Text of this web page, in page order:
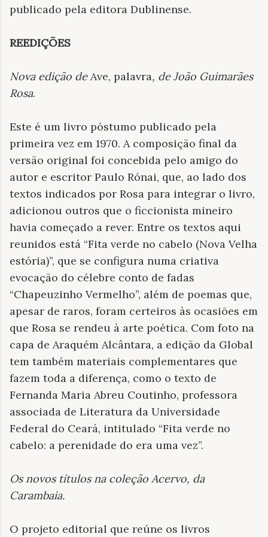
publicado pela editora Dublinense.
REEDIÇÕES
Nova edição deAve, palavra, de João Guimarães
Rosa.
Este é um livro póstumo publicado pela
primeira vez em 1970. A composição final da
versão original foi concebida pelo amigo do
autor e escritor Paulo Rónai, que, ao lado dos
textos indicados por Rosa para integrar o livro,
adicionou outros que o ficcionista mineiro
havia começado a rever. Entre os textos aqui
reunidos está “Fita verde no cabelo (Nova Velha
estória)”, que se configura numa criativa
evocação do célebre conto de fadas
“Chapeuzinho Vermelho”, além de poemas que,
apesar de raros, foram certeiros às ocasiões em
que Rosa se rendeu à arte poética. Com foto na
capa de Araquém Alcântara, a edição da Global
tem também materiais complementares que
fazem toda a diferença, como o texto de
Fernanda Maria Abreu Coutinho, professora
associada de Literatura da Universidade
Federal do Ceará, intitulado “Fita verde no
cabelo: a perenidade do era uma vez”.
Os novos títulos na coleção Acervo, da
Carambaia.
O projeto editorial que reúne os livros